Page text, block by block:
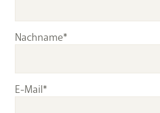
Nachname
E-Mail